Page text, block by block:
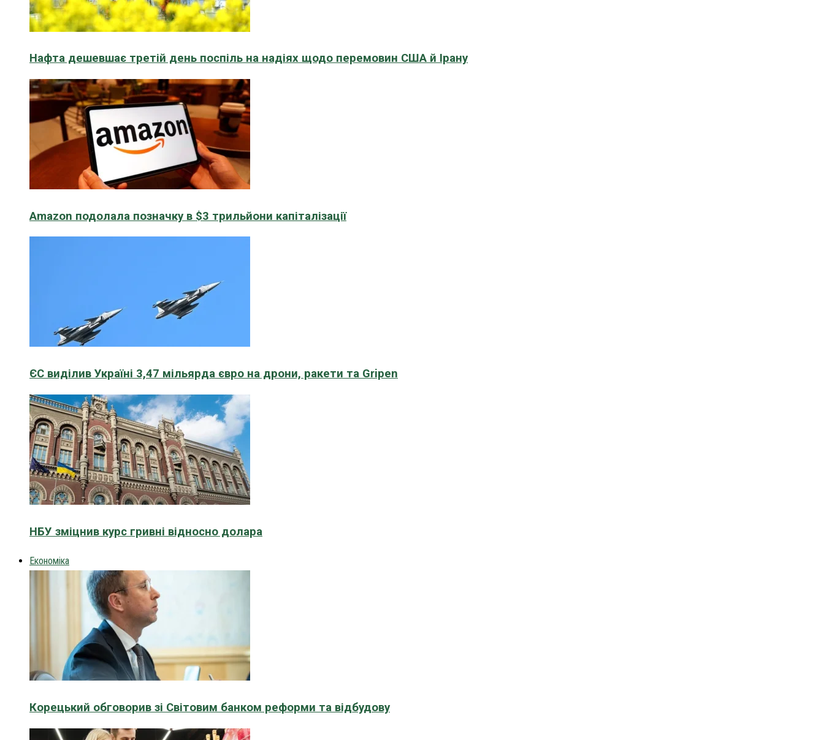
Нафта дешевшає третій день поспіль на надіях щодо перемовин США й Ірану
Amazon подолала позначку в $3 трильйони капіталізації
ЄС виділив Україні 3,47 мільярда євро на дрони, ракети та Gripen
НБУ зміцнив курс гривні відносно долара
Економіка
Корецький обговорив зі Світовим банком реформи та відбудову